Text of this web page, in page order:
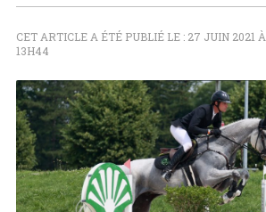
CET ARTICLE A ÉTÉ PUBLIÉ LE : 27 JUIN 2021 À
13H44